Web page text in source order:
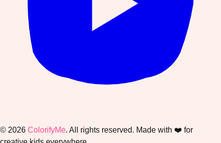
© 2026 ColorifyMe. All rights reserved. Made with ❤️ for